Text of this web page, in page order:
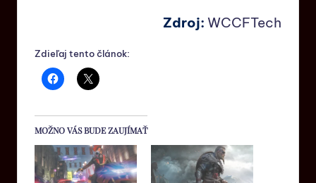
Zdroj: WCCFTech
Zdieľaj tento článok:
MOŽNO VÁS BUDE ZAUJÍMAŤ